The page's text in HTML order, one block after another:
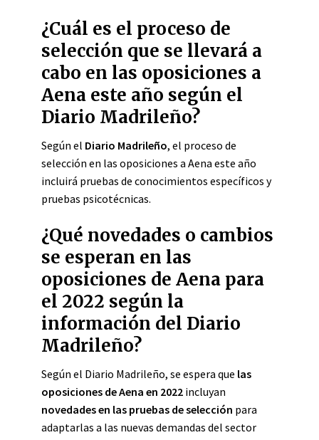
¿Cuál es el proceso de
selección que se llevará a
cabo en las oposiciones a
Aena este año según el
Diario Madrileño?
Según el Diario Madrileño, el proceso de
selección en las oposiciones a Aena este año
incluirá pruebas de conocimientos específicos y
pruebas psicotécnicas.
¿Qué novedades o cambios
se esperan en las
oposiciones de Aena para
el 2022 según la
información del Diario
Madrileño?
Según el Diario Madrileño, se espera que las
oposiciones de Aena en 2022 incluyan
novedades en las pruebas de selección para
adaptarlas a las nuevas demandas del sector